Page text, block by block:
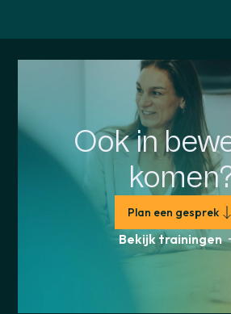
Ook in
Plan een gesprek
Bekijk trainingen